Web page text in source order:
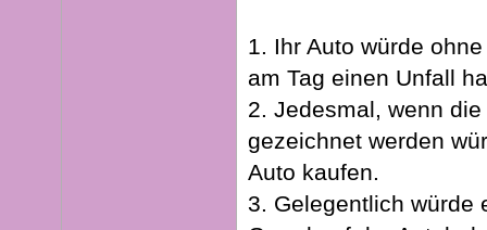
1. Ihr Auto würde
am Tag einen Unfall
2. Jedesmal, wenn
gezeichnet werden
Auto kaufen.
3. Gelegentlich würde